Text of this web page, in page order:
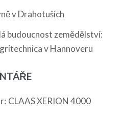
v Drahotuších
budoucnost zemědělství:
v Hannoveru
: CLAAS XERION 4000